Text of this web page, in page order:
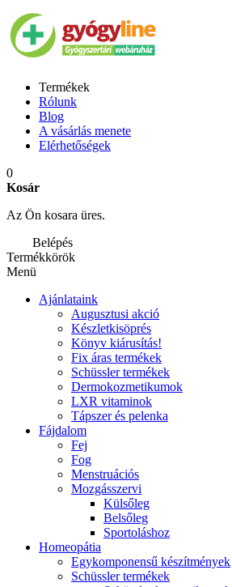
Termékek
Rólunk
Blog
A vásárlás menete
Elérhetőségek
0
Kosár
Az Ön kosara üres.
Belépés
Termékkörök
Menü
Ajánlataink
Augusztusi akció
Készletkisöprés
Könyv kiárusítás!
Fix áras termékek
Schüssler termékek
Dermokozmetikumok
LXR vitaminok
Tápszer és pelenka
Fájdalom
Fej
Fog
Menstruációs
Mozgásszervi
Külsőleg
Belsőleg
Sportoláshoz
Homeopátia
Egykomponensű készítmények
Schüssler termékek